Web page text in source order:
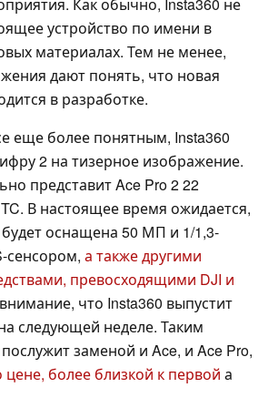
устройство по имени в
материалах. Тем не менее,
дают понять, что новая
в разработке.
еще более понятным, Insta360
2 на тизерное изображение.
представит Ace Pro 2 22
В настоящее время ожидается,
оснащена 50 МП и 1/1,3-
а также другими
превосходящими DJI и
что Insta360 выпустит
следующей неделе. Таким
заменой и Ace, и Ace Pro,
цене, более близкой к первой а